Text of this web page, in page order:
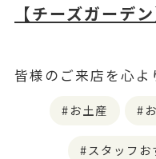
【チーズガーデ
皆様のご来店を心よ
お土産
スタッフお